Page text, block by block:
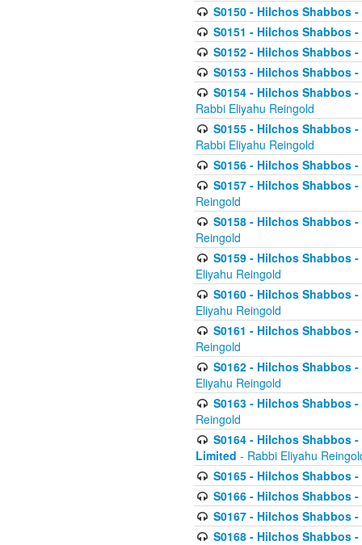
S0150 - Hilchos Shabbos
S0151 - Hilchos Shabbos
S0152 - Hilchos Shabbos
S0153 - Hilchos Shabbos
S0154 - Hilchos Shabbos
Rabbi Eliyahu Reingold
S0155 - Hilchos Shabbos
Rabbi Eliyahu Reingold
S0156 - Hilchos Shabbos
S0157 - Hilchos Shabbos
Reingold
S0158 - Hilchos Shabbos
Reingold
S0159 - Hilchos Shabbos
Eliyahu Reingold
S0160 - Hilchos Shabbos
Eliyahu Reingold
S0161 - Hilchos Shabbos
Reingold
S0162 - Hilchos Shabbos
Eliyahu Reingold
S0163 - Hilchos Shabbos
Reingold
S0164 - Hilchos Shabbos
Limited - Rabbi Eliyahu
S0165 - Hilchos Shabbos
S0166 - Hilchos Shabbos
S0167 - Hilchos Shabbos
S0168 - Hilchos Shabbos